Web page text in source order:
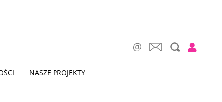
NASZE PROJEKTY